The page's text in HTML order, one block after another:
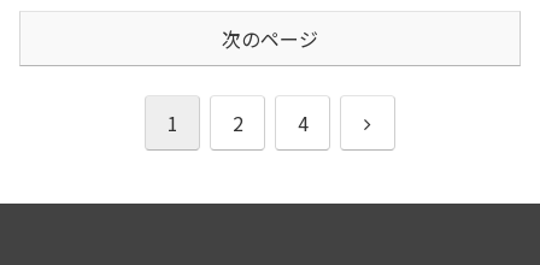
次のページ
1 2 4
次